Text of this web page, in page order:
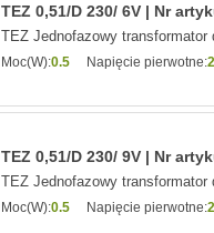
TEZ 0,51/D 230/ 6V | Nr
TEZ Jednofazowy transformator
Moc(W):0.5 Napięcie pierwotne:
TEZ 0,51/D 230/ 9V | Nr
TEZ Jednofazowy transformator
Moc(W):0.5 Napięcie pierwotne: